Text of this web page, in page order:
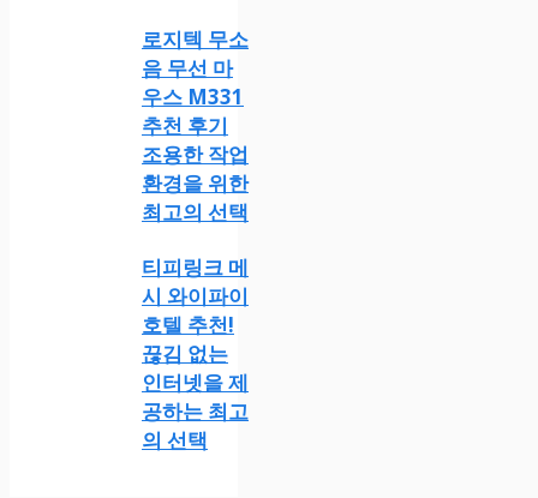
로지텍 무소
음 무선 마
우스 M331
추천 후기
조용한 작업
환경을 위한
최고의 선택
티피링크 메
시 와이파이
호텔 추천!
끊김 없는
인터넷을 제
공하는 최고
의 선택